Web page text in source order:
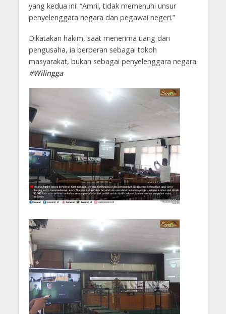
yang kedua ini. “Amril, tidak memenuhi unsur
penyelenggara negara dan pegawai negeri.”
Dikatakan hakim, saat menerima uang dari
pengusaha, ia berperan sebagai tokoh
masyarakat, bukan sebagai penyelenggara negara.
#Wilingga